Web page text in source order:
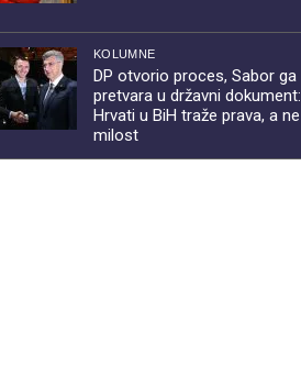
KOLUMNE
DP otvorio proces, Sabor ga
pretvara u državni dokument:
Hrvati u BiH traže prava, a ne
milost